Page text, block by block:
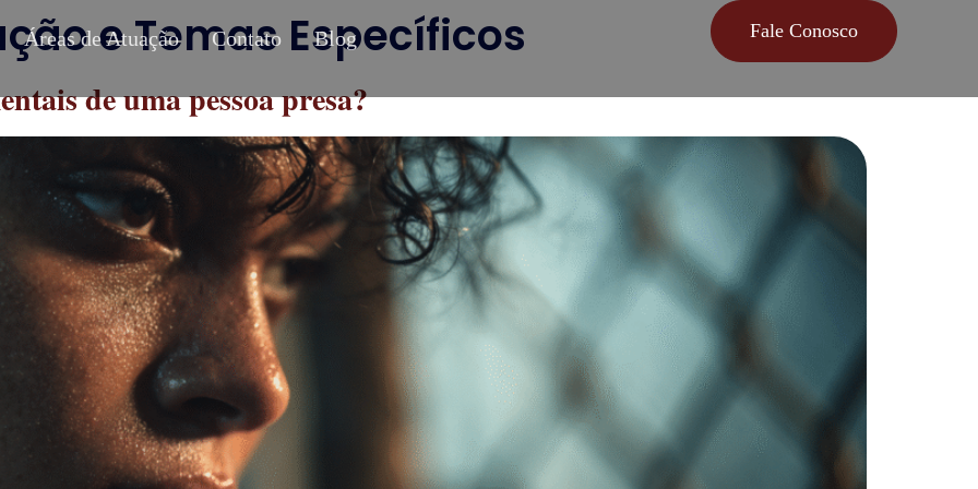
Áreas de Atuação Contato Blog Fale Conosco
e Temas Específicos
de uma pessoa presa?